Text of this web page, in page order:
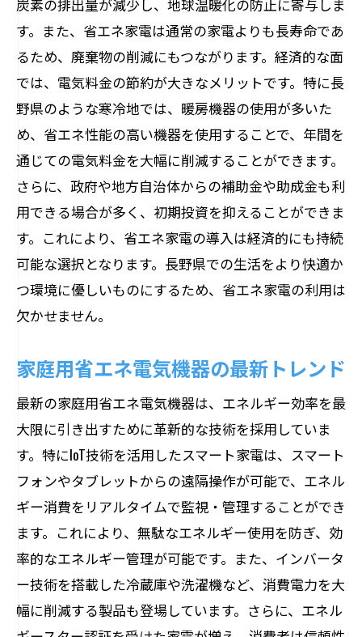
炭素の排出量が減少し、地球温暖化の防止に寄与しま
す。また、省エネ家電は通常の家電よりも長寿命であ
るため、廃棄物の削減にもつながります。経済的な面
では、電気料金の節約が大きなメリットです。特に長
野県のような寒冷地では、暖房機器の使用が多いた
め、省エネ性能の高い機器を使用することで、年間を
通じての電気料金を大幅に削減することができます。
さらに、政府や地方自治体からの補助金や助成金も利
用できる場合が多く、初期投資を抑えることができま
す。これにより、省エネ家電の導入は経済的にも持続
可能な選択となります。長野県での生活をより快適か
つ環境に優しいものにするため、省エネ家電の利用は
欠かせません。
家庭用省エネ電気機器の最新トレンド
最新の家庭用省エネ電気機器は、エネルギー効率を最
大限に引き出すために革新的な技術を採用していま
す。特にIoT技術を活用したスマート家電は、スマート
フォンやタブレットからの遠隔操作が可能で、エネル
ギー消費をリアルタイムで監視・管理することができ
ます。これにより、無駄なエネルギー使用を防ぎ、効
率的なエネルギー管理が可能です。また、インバータ
ー技術を搭載した冷蔵庫や洗濯機など、消費電力を大
幅に削減する製品も登場しています。さらに、エネル